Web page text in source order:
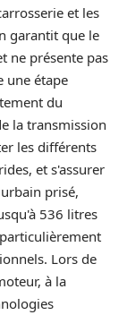
et les
garantit que le
ne présente pas
une étape
du
la transmission
les différents
et s'assurer
prisé,
536 litres
Lors de
à la